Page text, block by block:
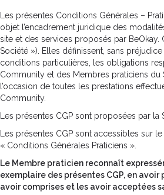
Les présentes Conditions Générales –
objet l’encadrement juridique des
site et des services proposés par BeOkay.
Société »). Elles définissent, sans
conditions particulières, les obligations
Community et des Membres praticiens du
l’occasion de toutes les prestations
Community.
Les présentes CGP sont proposées par la
Les présentes CGP sont accessibles sur
« Conditions Générales Praticiens ».
Le Membre praticien reconnaît
exemplaire des présentes CGP, en avoir
avoir comprises et les avoir acceptées